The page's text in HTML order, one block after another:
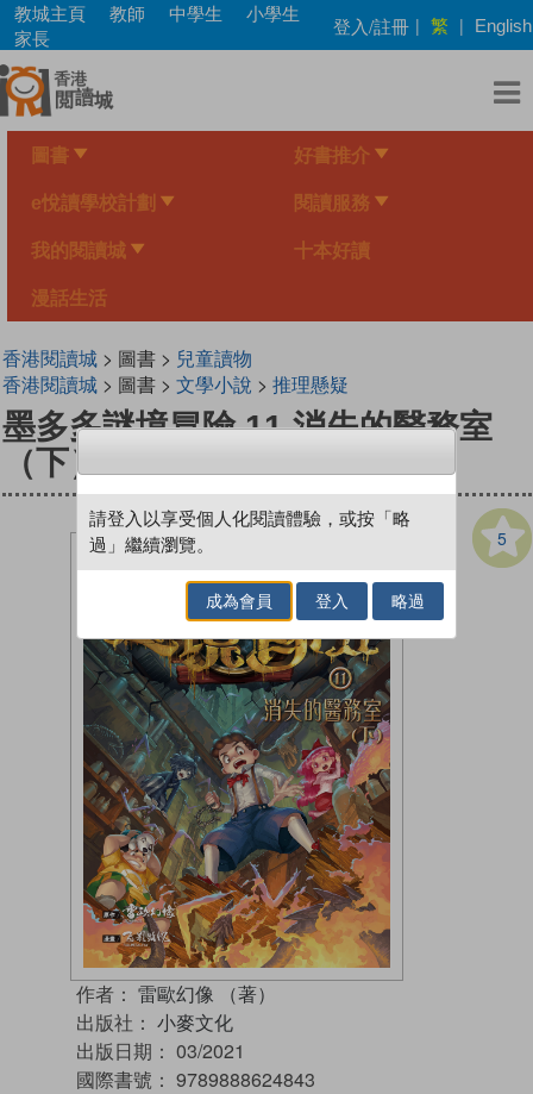
Skip
main
content
教城主頁 教師 中學生
小學生
家長
登入/註冊 | 繁 | English
圖書 好書推介
e悅讀學校計劃 閱讀服務
我的閱讀城 十本好讀
漫話生活
香港閱讀城> 圖書 > 兒童讀物
香港閱讀城> 圖書 > 文學小說 > 推理懸疑
墨多多謎境冒險 11 消失的醫務室
（下）
5
作者： 雷歐幻像 （著）
出版社： 小麥文化
出版日期： 03/2021
國際書號： 9789888624843
請登入以享受個人化閱讀體驗，或按「略
過」繼續瀏覽。
成為會員 登入 略過